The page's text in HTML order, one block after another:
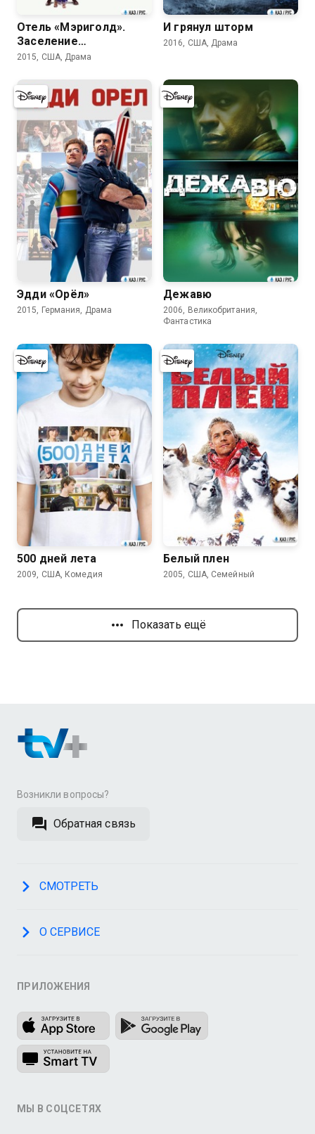
Отель «Мэриголд».
Заселение
продолжается
2015, США, Драма
И грянул шторм
2016, США, Драма
7.7
Эдди «Орёл»
2015, Германия, Драма
Дежавю
2006, Великобритания,
Фантастика
7.6
500 дней лета
2009, США, Комедия
Белый плен
2005, США, Семейный
Показать ещё
Возникли вопросы?
Обратная связь
СМОТРЕТЬ
О СЕРВИСЕ
ПРИЛОЖЕНИЯ
МЫ В СОЦСЕТЯХ